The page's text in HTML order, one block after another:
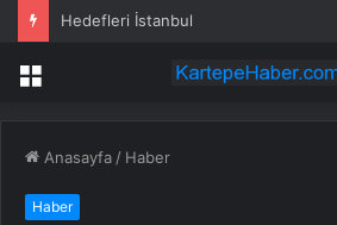
Hedefleri İstanbul
Menü
Anasayfa / Haber
Haber